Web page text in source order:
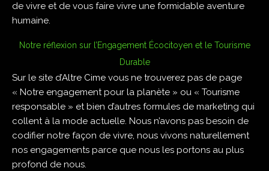
de vivre et de vous faire vivre une formidable aventure
humaine.
Notre réflexion sur l’Engagement Écocitoyen et le Tourisme
Durable
Sur le site d’Altre Cime vous ne trouverez pas de page
« Notre engagement pour la planète » ou « Tourisme
responsable » et bien d’autres formules de marketing qui
collent à la mode actuelle. Nous n’avons pas besoin de
codifier notre façon de vivre, nous vivons naturellement
nos engagements parce que nous les portons au plus
profond de nous.